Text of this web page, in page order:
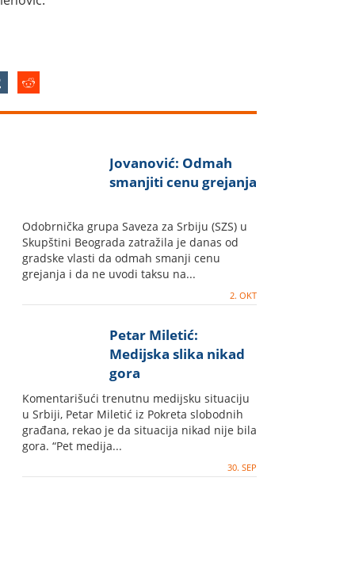
Jovanović: Odmah
smanjiti cenu grejanja
Odobrnička grupa Saveza za Srbiju (SZS) u
Skupštini Beograda zatražila je danas od
gradske vlasti da odmah smanji cenu
grejanja i da ne uvodi taksu na...
2. OKT
Petar Miletić:
Medijska slika nikad
gora
Komentarišući trenutnu medijsku situaciju
u Srbiji, Petar Miletić iz Pokreta slobodnih
građana, rekao je da situacija nikad nije bila
gora. “Pet medija...
30. SEP